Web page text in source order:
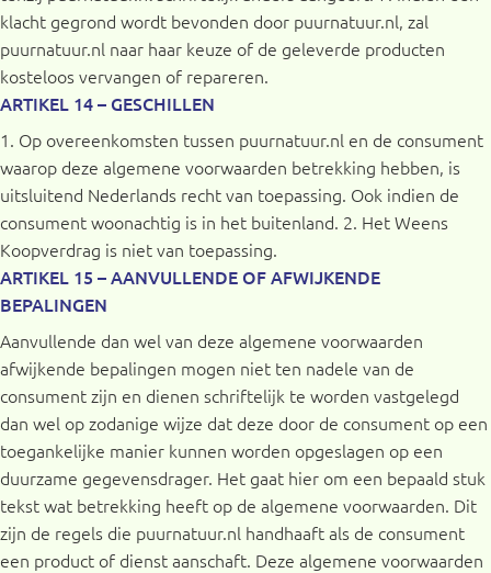
klacht gegrond wordt bevonden door puurnatuur.nl, zal
puurnatuur.nl naar haar keuze of de geleverde producten
kosteloos vervangen of repareren.
ARTIKEL 14 – GESCHILLEN
1. Op overeenkomsten tussen puurnatuur.nl en de consument
waarop deze algemene voorwaarden betrekking hebben, is
uitsluitend Nederlands recht van toepassing. Ook indien de
consument woonachtig is in het buitenland. 2. Het Weens
Koopverdrag is niet van toepassing.
ARTIKEL 15 – AANVULLENDE OF AFWIJKENDE
BEPALINGEN
Aanvullende dan wel van deze algemene voorwaarden
afwijkende bepalingen mogen niet ten nadele van de
consument zijn en dienen schriftelijk te worden vastgelegd
dan wel op zodanige wijze dat deze door de consument op een
toegankelijke manier kunnen worden opgeslagen op een
duurzame gegevensdrager. Het gaat hier om een bepaald stuk
tekst wat betrekking heeft op de algemene voorwaarden. Dit
zijn de regels die puurnatuur.nl handhaaft als de consument
een product of dienst aanschaft. Deze algemene voorwaarden